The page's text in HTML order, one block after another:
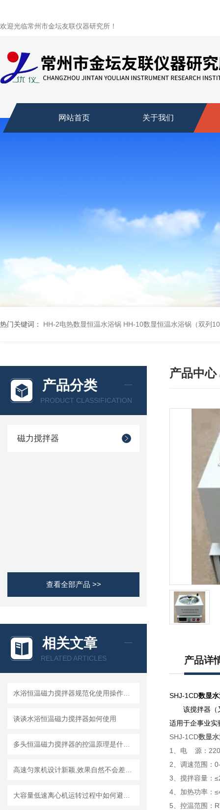
欢迎光临常州市金坛友联仪器研究所！
网站首页 关于我们
热门关键词： HH-2电热数显恒温水浴锅 HH-10数显恒温水浴锅（双列
产品分类
PRODUCT CLASSIFICATION
磁力搅拌器
查看全部产品 >>
相关文章
RELATED ARTICLES
谈谈水浴恒温磁力搅拌器如何使用
产品中心
产品详
SHJ-1CD数显
该搅拌器（
适用于企事业实
SHJ-1CD数显
1、电 源：
2、调速范围：
3、搅拌容量： ≤
4、加热功率：
5、控温范围：